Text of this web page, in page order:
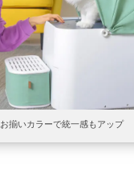
お揃いカラーで統一感もアップ